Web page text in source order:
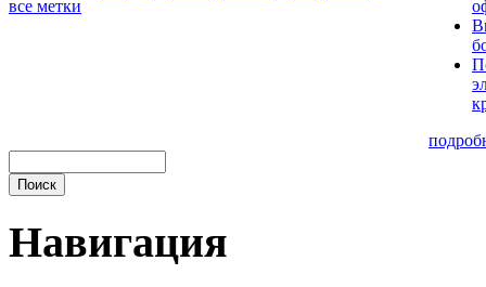
все метки
Навигация